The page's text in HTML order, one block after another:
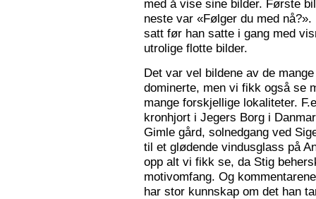
med å vise sine bilder. Første
neste var «Følger du med
satt før han satte i gang med
utrolige flotte bilder.
Det var vel bildene av de
dominerte, men vi fikk også se
mange forskjellige lokaliteter.
kronhjort i Jegers Borg i
Gimle gård, solnedgang ved
til et glødende vindusglass på
opp alt vi fikk se, da Stig
motivomfang. Og
har stor kunnskap om det han